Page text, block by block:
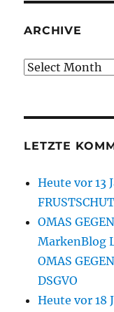
ARCHIVE
Archive
LETZTE
Heute vor 13
OMAS
MarkenBlog
OMAS
DSGVO
Heute vor 18